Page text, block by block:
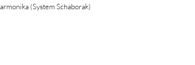
(System Schaborak)